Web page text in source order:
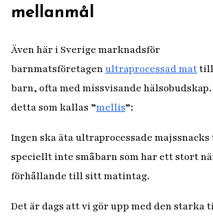
mellanmål
Även här i Sverige marknadsför
barnmatsföretagenultraprocessad mattill
barn, ofta med missvisande
detta som kallas ”mellis”:
Ingen ska äta ultraprocessade
speciellt inte småbarn som har ett stort
förhållande till sitt matintag.
Det är dags att vi gör upp med den starka